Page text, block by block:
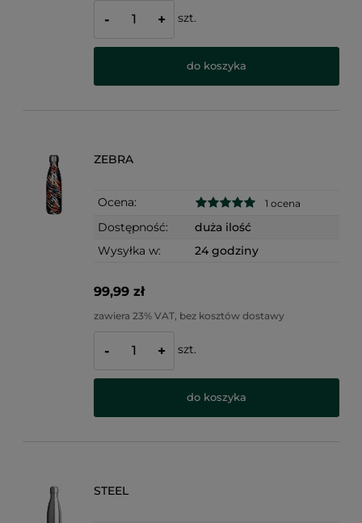
- + szt.
do koszyka
ZEBRA
Ocena: 1 ocena
Dostępność:
duża ilość
Wysyłka w:
24 godziny
99,99 zł
zawiera 23% VAT, bez kosztów dostawy
- + szt.
do koszyka
STEEL